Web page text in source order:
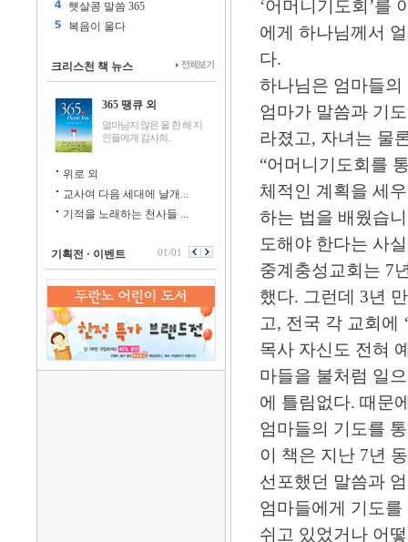
햇살콩 말씀 365
복음이 울다
크리스천 책 뉴스
365 땡큐 외
얼마남지 않은 올 한 해 지
인들에게 감사의..
위로 외
교사여 다음 세대에 날개...
기적을 노래하는 천사들 ...
기획전 · 이벤트 01/01
‘어머니기도회’를
에게 하나님께서
다.
하나님은 엄마들
엄마가 말씀과 기
라졌고, 자녀는 물
“어머니기도회를
체적인 계획을 세
하는 법을 배웠습
도해야 한다는 사
중계충성교회는 7
했다. 그런데 3년
고, 전국 각 교회에
목사 자신도 전혀
마들을 불처럼 일
에 틀림없다. 때문
엄마들의 기도를
이 책은 지난 7년
선포했던 말씀과
엄마들에게 기도
쉬고 있었거나 어